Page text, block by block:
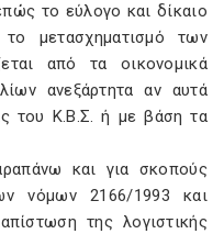
το εύλογο και δίκαιο
μετασχηματισμό των
από τα οικονομικά
ανεξάρτητα αν αυτά
του K.B.Σ. ή με βάση τα
και για σκοπούς
νόμων 2166/1993 και
της λογιστικής